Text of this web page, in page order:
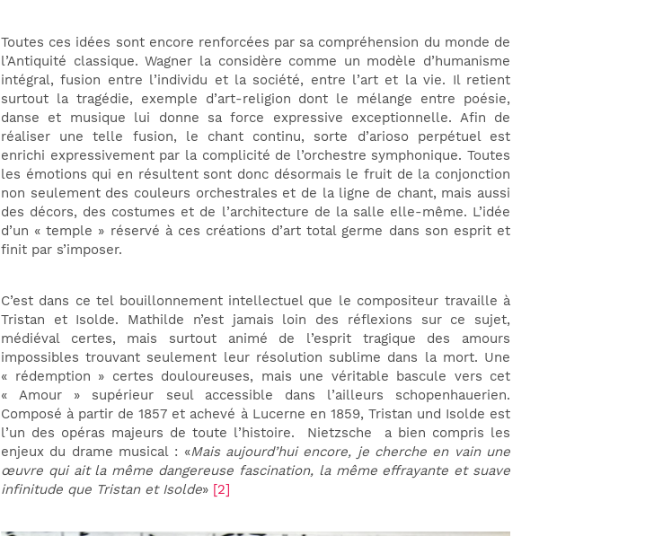
Toutes ces idées sont encore renforcées par sa compréhension du monde de
l’Antiquité classique. Wagner la considère comme un modèle d’humanisme
intégral, fusion entre l’individu et la société, entre l’art et la vie. Il retient
surtout la tragédie, exemple d’art-religion dont le mélange entre poésie,
danse et musique lui donne sa force expressive exceptionnelle. Afin de
réaliser une telle fusion, le chant continu, sorte d’arioso perpétuel est
enrichi expressivement par la complicité de l’orchestre symphonique. Toutes
les émotions qui en résultent sont donc désormais le fruit de la conjonction
non seulement des couleurs orchestrales et de la ligne de chant, mais aussi
des décors, des costumes et de l’architecture de la salle elle-même. L’idée
d’un « temple » réservé à ces créations d’art total germe dans son esprit et
finit par s’imposer.
C’est dans ce tel bouillonnement intellectuel que le compositeur travaille à
Tristan et Isolde. Mathilde n’est jamais loin des réflexions sur ce sujet,
médiéval certes, mais surtout animé de l’esprit tragique des amours
impossibles trouvant seulement leur résolution sublime dans la mort. Une
« rédemption » certes douloureuses, mais une véritable bascule vers cet
« Amour » supérieur seul accessible dans l’ailleurs schopenhauerien.
Composé à partir de 1857 et achevé à Lucerne en 1859, Tristan und Isolde est
l’un des opéras majeurs de toute l’histoire. Nietzsche a bien compris les
enjeux du drame musical : «Mais aujourd’hui encore, je cherche en vain une
œuvre qui ait la même dangereuse fascination, la même effrayante et suave
infinitude que Tristan et Isolde» [2]